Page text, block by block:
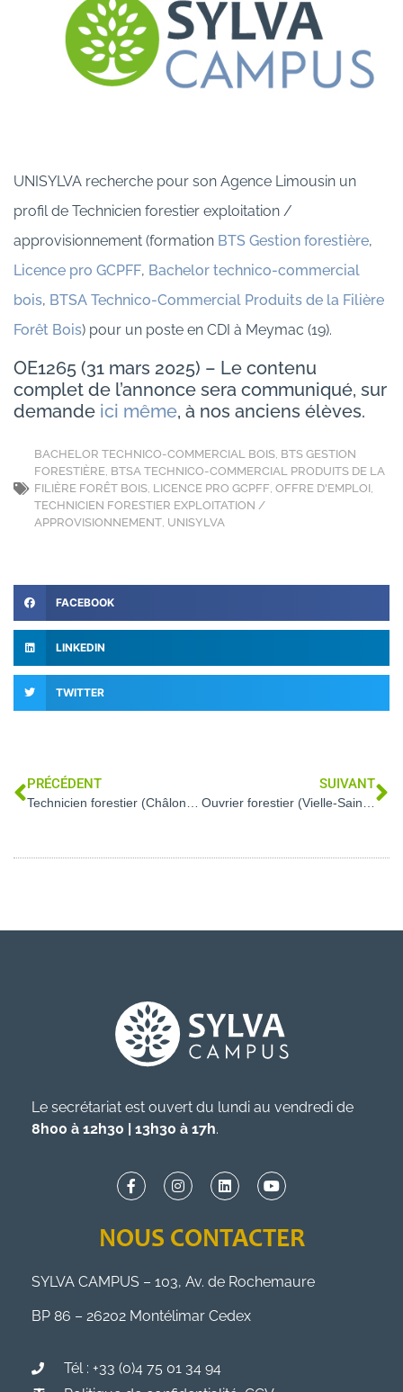
UNISYLVA recherche pour son Agence Limousin un
profil de Technicien forestier exploitation /
approvisionnement (formation BTS Gestion forestière,
Licence pro GCPFF, Bachelor technico-commercial
bois, BTSA Technico-Commercial Produits de la Filière
Forêt Bois) pour un poste en CDI à Meymac (19).
OE1265 (31 mars 2025) – Le contenu
complet de l’annonce sera communiqué, sur
demande ici même, à nos anciens élèves.
BACHELOR TECHNICO-COMMERCIAL BOIS, BTS GESTION
FORESTIÈRE, BTSA TECHNICO-COMMERCIAL PRODUITS DE LA
FILIÈRE FORÊT BOIS, LICENCE PRO GCPFF, OFFRE D'EMPLOI,
TECHNICIEN FORESTIER EXPLOITATION /
APPROVISIONNEMENT, UNISYLVA
FACEBOOK
LINKEDIN
TWITTER
PRÉCÉDENT
Technicien forestier (Châlons-en-Champagne – 51)
SUIVANT
Ouvrier forestier (Vielle-Saint-Girons – 40)
Le secrétariat est ouvert du lundi au vendredi de
8h00 à 12h30 | 13h30 à 17h.
NOUS CONTACTER
SYLVA CAMPUS – 103, Av. de Rochemaure
BP 86 – 26202 Montélimar Cedex
Tél : +33 (0)4 75 01 34 94